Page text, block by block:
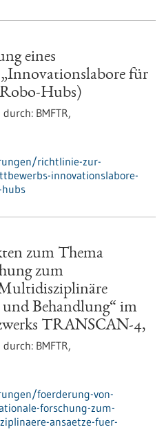
eines
für
Hubs)
durch: BMFTR,
richtlinie-zur-
innovationslabore-
zum Thema
zum
Behandlung“ im
TRANSCAN-4,
durch: BMFTR,
foerderung-von-
forschung-zum-
ansaetze-fuer-